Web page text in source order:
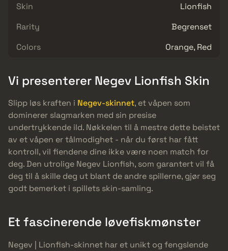
Skin
Lionfish
Rarity
Begrenset
Colors
Orange, Red
Vi presenterer Negev Lionfish Skin
Slipp løs kraften i Negev-skinnet, et våpen som
dominerer slagmarken med sin presise
undertrykkende ild. Nøkkelen til å mestre dette beistet
av et våpen er tålmodighet - når du først har fått
kontroll, vil fiendene dine ikke være noen match for
deg. Den utrolige Negev Lionfish, som garantert vil få
deg til å skille deg ut blant de andre spillerne, gjør seg
godt bemerket i spillets skin-samling.
Et fascinerende løvefiskmønster
Negev | Lionfish-skinnet har et unikt og fengslende